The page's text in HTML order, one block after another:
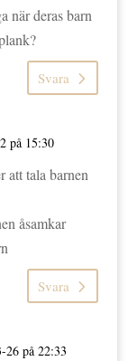
när deras barn
Svara
på 15:30
att tala barnen
åsamkar
Svara
26 på 22:33